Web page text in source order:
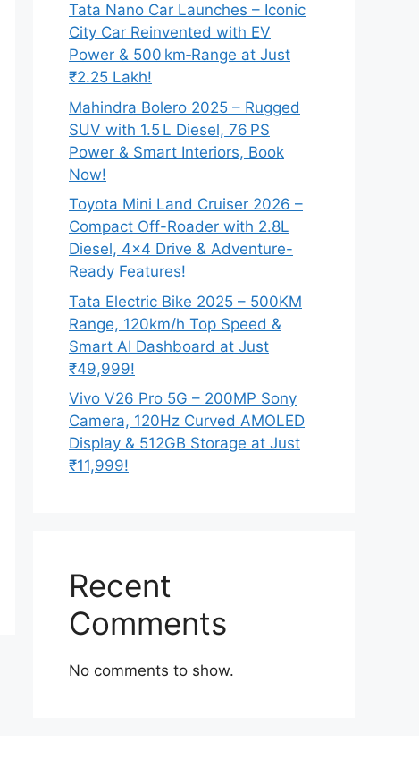
Tata Nano Car Launches – Iconic
City Car Reinvented with EV
Power & 500 km‑Range at Just
₹2.25 Lakh!
Mahindra Bolero 2025 – Rugged
SUV with 1.5 L Diesel, 76 PS
Power & Smart Interiors, Book
Now!
Toyota Mini Land Cruiser 2026 –
Compact Off-Roader with 2.8L
Diesel, 4×4 Drive & Adventure-
Ready Features!
Tata Electric Bike 2025 – 500KM
Range, 120km/h Top Speed &
Smart AI Dashboard at Just
₹49,999!
Vivo V26 Pro 5G – 200MP Sony
Camera, 120Hz Curved AMOLED
Display & 512GB Storage at Just
₹11,999!
Recent
Comments
No comments to show.